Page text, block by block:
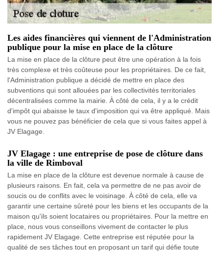
Les aides financières qui viennent de l'Administration
publique pour la mise en place de la clôture
La mise en place de la clôture peut être une opération à la fois
très complexe et très coûteuse pour les propriétaires. De ce fait,
l'Administration publique a décidé de mettre en place des
subventions qui sont allouées par les collectivités territoriales
décentralisées comme la mairie. À côté de cela, il y a le crédit
d'impôt qui abaisse le taux d'imposition qui va être appliqué. Mais
vous ne pouvez pas bénéficier de cela que si vous faites appel à
JV Elagage.
JV Elagage : une entreprise de pose de clôture dans
la ville de Rimboval
La mise en place de la clôture est devenue normale à cause de
plusieurs raisons. En fait, cela va permettre de ne pas avoir de
soucis ou de conflits avec le voisinage. À côté de cela, elle va
garantir une certaine sûreté pour les biens et les occupants de la
maison qu'ils soient locataires ou propriétaires. Pour la mettre en
place, nous vous conseillons vivement de contacter le plus
rapidement JV Elagage. Cette entreprise est réputée pour la
qualité de ses tâches tout en proposant un tarif qui défie toute